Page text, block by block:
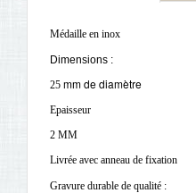
Médaille en inox
Dimensions :
25 mm de diamètre
Epaisseur
2 MM
Livrée avec anneau de fixation
Gravure durable de qualité :